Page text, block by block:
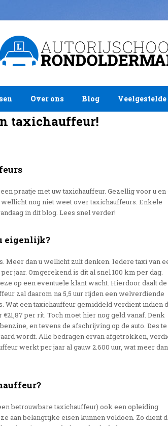
Over ons Blog
taxichauffeur!
praatje met uw taxichauffeur. Gezellig voor u
nog niet weet over taxichauffeurs. Enkele
in dit blog. Lees snel verder!
eigenlijk?
dan u wellicht zult denken. Iedere taxi van
jaar. Omgerekend is dit al snel 100 km per dag.
op een eventuele klant wacht. Hierdoor daalt de
zal daarom na 5,5 uur rijden een welverdiende
een taxichauffeur gemiddeld verdient indien
per rit. Toch moet hier nog geld vanaf. Denk
en tevens de afschrijving op de auto. Des te
wordt. Alle bedragen ervan afgetrokken,
werkt per jaar al gauw 2.600 uur, wat meer
betrouwbare taxichauffeur) ook een opleiding
aan belangrijke eisen kunnen voldoen. Zo dient